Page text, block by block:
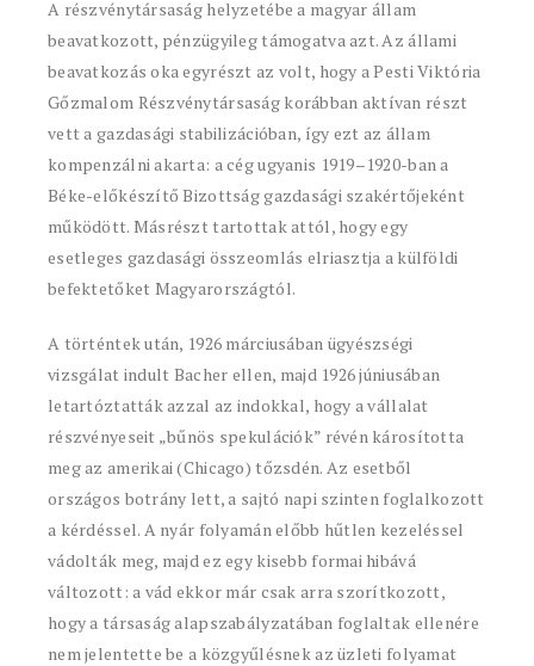
A részvénytársaság helyzetébe a magyar állam
beavatkozott, pénzügyileg támogatva azt. Az állami
beavatkozás oka egyrészt az volt, hogy a Pesti Viktória
Gőzmalom Részvénytársaság korábban aktívan részt
vett a gazdasági stabilizációban, így ezt az állam
kompenzálni akarta: a cég ugyanis 1919–1920-ban a
Béke-előkészítő Bizottság gazdasági szakértőjeként
működött. Másrészt tartottak attól, hogy egy
esetleges gazdasági összeomlás elriasztja a külföldi
befektetőket Magyarországtól.
A történtek után, 1926 márciusában ügyészségi
vizsgálat indult Bacher ellen, majd 1926 júniusában
letartóztatták azzal az indokkal, hogy a vállalat
részvényeseit „bűnös spekulációk” révén károsította
meg az amerikai (Chicago) tőzsdén. Az esetből
országos botrány lett, a sajtó napi szinten foglalkozott
a kérdéssel. A nyár folyamán előbb hűtlen kezeléssel
vádolták meg, majd ez egy kisebb formai hibává
változott: a vád ekkor már csak arra szorítkozott,
hogy a társaság alapszabályzatában foglaltak ellenére
nem jelentette be a közgyűlésnek az üzleti folyamat